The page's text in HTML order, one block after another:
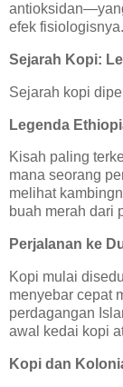
efek fisiologisnya.
Sejarah Kopi:
Sejarah kopi
Legenda
Kisah paling
mana seorang
melihat
buah merah dari
Perjalanan ke
Kopi mulai
menyebar cepat
perdagangan
awal kedai kopi
Kopi dan